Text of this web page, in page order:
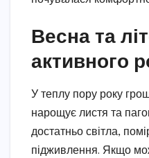
Весна та
активного
У теплу пору року
нарощує листя та
достатньо світла,
підживлення. Якщо